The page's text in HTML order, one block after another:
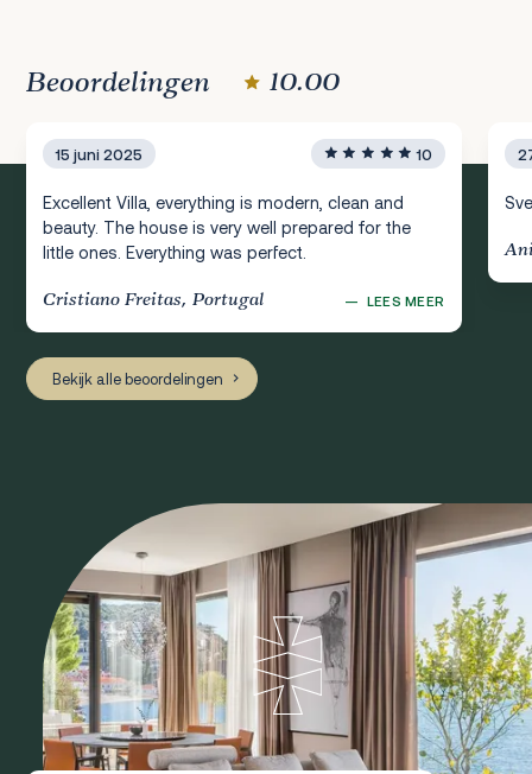
Beoordelingen 10.00
15 juni 2025 10
Excellent Villa, everything is modern, clean and
beauty. The house is very well prepared for the
little ones. Everything was perfect.
Cristiano Freitas, Portugal — LEES MEER
Bekijk alle beoordelingen